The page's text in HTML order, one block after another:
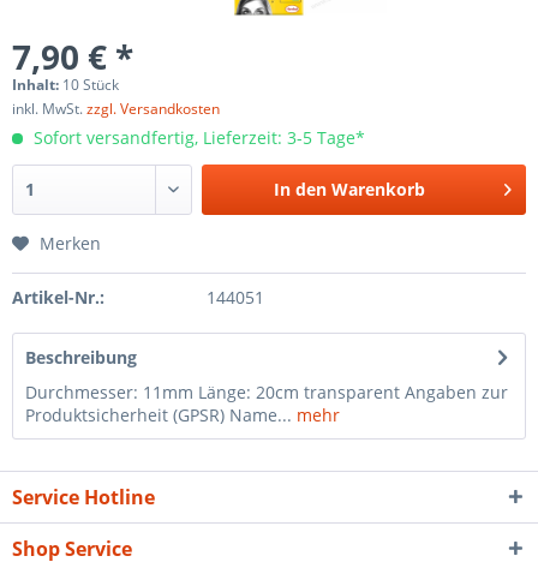
7,90 € *
Inhalt: 10 Stück
inkl. MwSt.zzgl. Versandkosten
Sofort versandfertig, Lieferzeit: 3-5 Tage*
In den Warenkorb
Merken
Artikel-Nr.: 144051
Beschreibung
Durchmesser: 11mm Länge: 20cm transparent Angaben zur
Produktsicherheit (GPSR) Name... mehr
Service Hotline
Shop Service